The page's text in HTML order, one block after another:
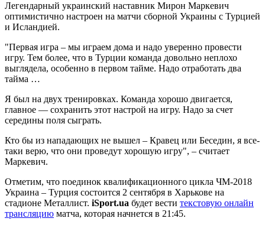
Легендарный украинский наставник Мирон Маркевич
оптимистично настроен на матчи сборной Украины с Турцией
и Исландией.
"Первая игра – мы играем дома и надо уверенно провести
игру. Тем более, что в Турции команда довольно неплохо
выглядела, особенно в первом тайме. Надо отработать два
тайма …
Я был на двух тренировках. Команда хорошо двигается,
главное — сохранить этот настрой на игру. Надо за счет
середины поля сыграть.
Кто бы из нападающих не вышел – Кравец или Беседин, я все-
таки верю, что они проведут хорошую игру", – считает
Маркевич.
Отметим, что поединок квалификационного цикла ЧМ-2018
Украина – Турция состоится 2 сентября в Харькове на
стадионе Металлист. iSport.ua будет вести текстовую онлайн
трансляцию матча, которая начнется в 21:45.